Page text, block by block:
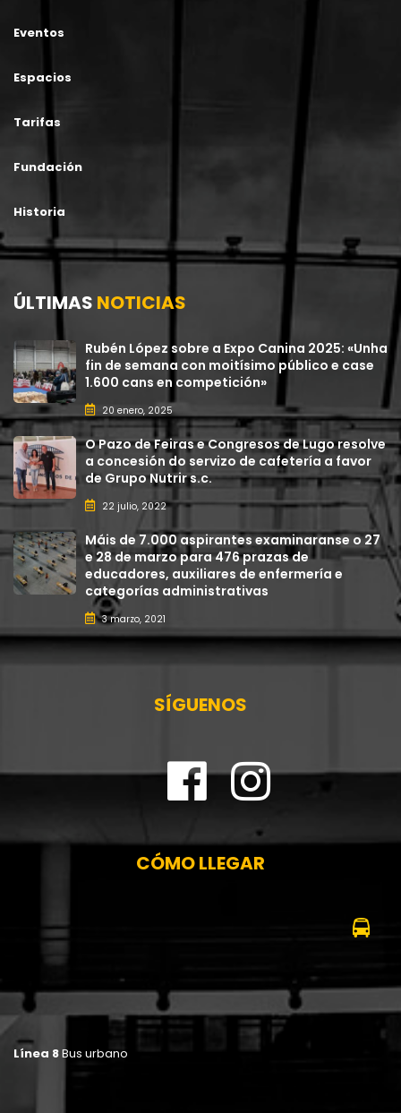
Eventos
Espacios
Tarifas
Fundación
Historia
ÚLTIMAS NOTICIAS
Rubén López sobre a Expo Canina 2025: «Unha
fin de semana con moitísimo público e case
1.600 cans en competición»
20 enero, 2025
O Pazo de Feiras e Congresos de Lugo resolve
a concesión do servizo de cafetería a favor
de Grupo Nutrir s.c.
22 julio, 2022
Máis de 7.000 aspirantes examinaranse o 27
e 28 de marzo para 476 prazas de
educadores, auxiliares de enfermería e
categorías administrativas
3 marzo, 2021
SÍGUENOS
CÓMO LLEGAR
Línea 8Bus urbano